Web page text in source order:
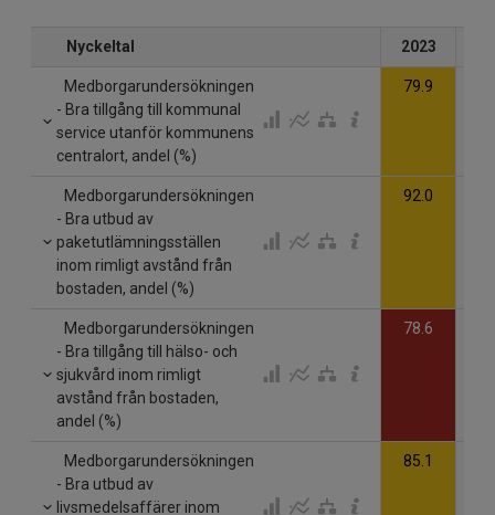
Nyckeltal 2023
Medborgarundersökningen
- Bra tillgång till kommunal
service utanför kommunens
centralort, andel (%)
79.9
Medborgarundersökningen
- Bra utbud av
paketutlämningsställen
inom rimligt avstånd från
bostaden, andel (%)
92.0
Medborgarundersökningen
- Bra tillgång till hälso- och
sjukvård inom rimligt
avstånd från bostaden,
andel (%)
78.6
Medborgarundersökningen
- Bra utbud av
livsmedelsaffärer inom
85.1